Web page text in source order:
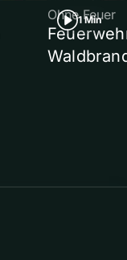
1 Min
Ohne Feuer